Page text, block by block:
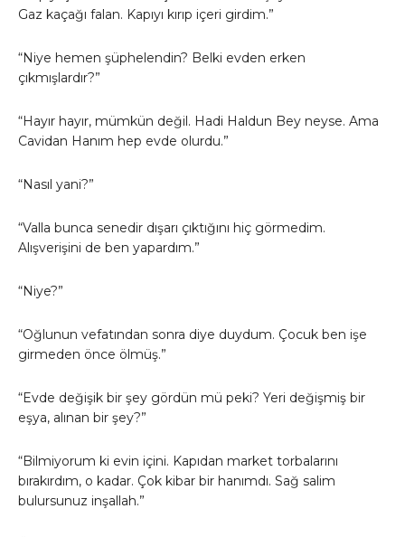
Gaz kaçağı falan. Kapıyı kırıp içeri girdim.”
“Niye hemen şüphelendin? Belki evden erken
çıkmışlardır?”
“Hayır hayır, mümkün değil. Hadi Haldun Bey neyse. Ama
Cavidan Hanım hep evde olurdu.”
“Nasıl yani?”
“Valla bunca senedir dışarı çıktığını hiç görmedim.
Alışverişini de ben yapardım.”
“Niye?”
“Oğlunun vefatından sonra diye duydum. Çocuk ben işe
girmeden önce ölmüş.”
“Evde değişik bir şey gördün mü peki? Yeri değişmiş bir
eşya, alınan bir şey?”
“Bilmiyorum ki evin içini. Kapıdan market torbalarını
bırakırdım, o kadar. Çok kibar bir hanımdı. Sağ salim
bulursunuz inşallah.”